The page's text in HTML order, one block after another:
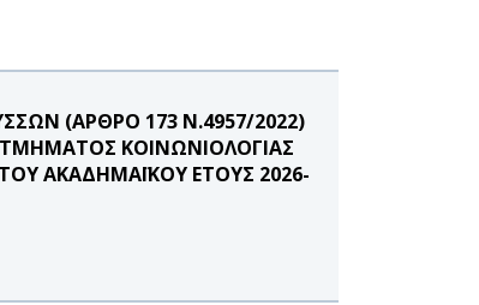
(ΑΡΘΡΟ 173 Ν.4957/2022)
ΤΜΗΜΑΤΟΣ ΚΟΙΝΩΝΙΟΛΟΓΙΑΣ
ΑΚΑΔΗΜΑΪΚΟΥ ΕΤΟΥΣ 2026-